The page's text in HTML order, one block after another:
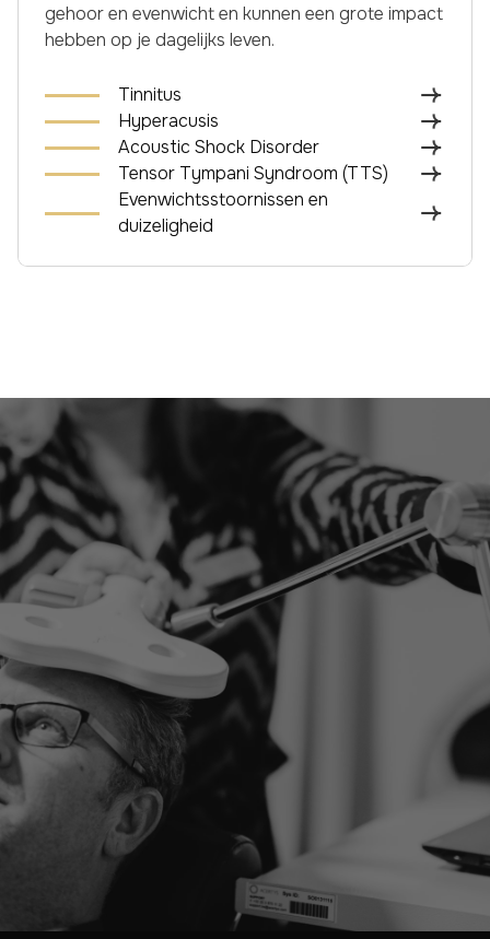
gehoor en evenwicht en kunnen een grote impact
hebben op je dagelijks leven.
Tinnitus
Hyperacusis
Acoustic Shock Disorder
Tensor Tympani Syndroom (TTS)
Evenwichtsstoornissen en
duizeligheid
LATEN WE SAMEN JOUW SITUATIE BEKIJKEN
Klaar om de eerste stap
te zetten?
Onze specialisten staan klaar om je te helpen. Ontdek
welke behandelingen mogelijk zijn of plan een
consultatie.
MAAK EEN AFSPRAAK ONTDEK ALLE BEHANDELINGEN